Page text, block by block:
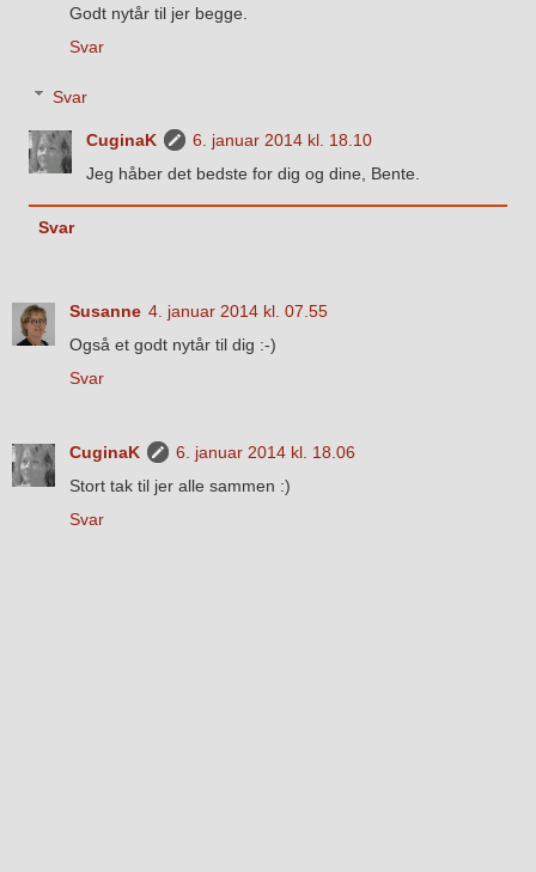
Godt nytår til jer begge.
Svar
Svar
CuginaK
6. januar 2014 kl. 18.10
Jeg håber det bedste for dig og dine, Bente.
Svar
Susanne 4. januar 2014 kl. 07.55
Også et godt nytår til dig :-)
Svar
CuginaK
6. januar 2014 kl. 18.06
Stort tak til jer alle sammen :)
Svar